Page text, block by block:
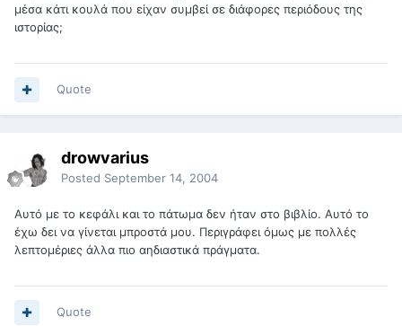
μέσα κάτι κουλά που είχαν συμβεί σε διάφορες περιόδους της
ιστορίας;
Quote
drowvarius
Posted September 14, 2004
Αυτό με το κεφάλι και το πάτωμα δεν ήταν στο βιβλίο. Αυτό το
έχω δει να γίνεται μπροστά μου. Περιγράφει όμως με πολλές
λεπτομέριες άλλα πιο αηδιαστικά πράγματα.
Quote